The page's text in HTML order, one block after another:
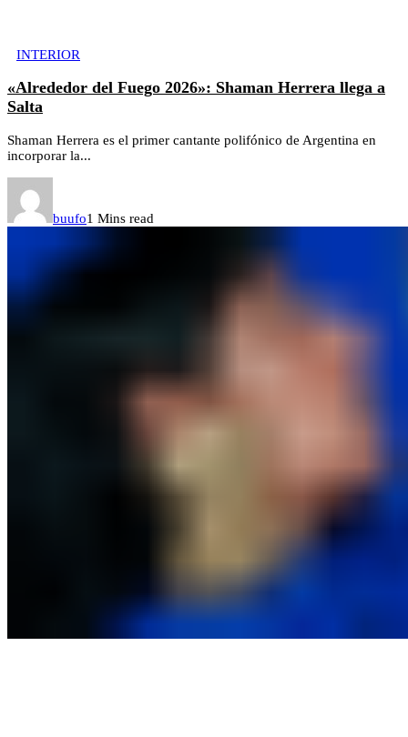
INTERIOR
«Alrededor del Fuego 2026»: Shaman Herrera llega a
Salta
Shaman Herrera es el primer cantante polifónico de Argentina en
incorporar la...
buufo1 Mins read